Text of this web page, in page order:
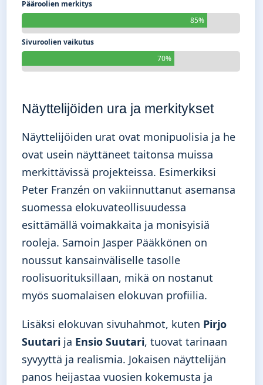
Pääroolien merkitys
85%
Sivuroolien vaikutus
70%
Näyttelijöiden ura ja merkitykset
Näyttelijöiden urat ovat monipuolisia ja he
ovat usein näyttäneet taitonsa muissa
merkittävissä projekteissa. Esimerkiksi
Peter Franzén on vakiinnuttanut asemansa
suomessa elokuvateollisuudessa
esittämällä voimakkaita ja monisyisiä
rooleja. Samoin Jasper Pääkkönen on
noussut kansainväliselle tasolle
roolisuorituksillaan, mikä on nostanut
myös suomalaisen elokuvan profiilia.
Lisäksi elokuvan sivuhahmot, kuten Pirjo
Suutari ja Ensio Suutari, tuovat tarinaan
syvyyttä ja realismia. Jokaisen näyttelijän
panos heijastaa vuosien kokemusta ja